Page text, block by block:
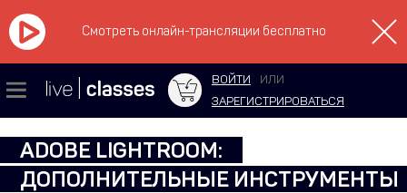
Смотреть онлайн-трансляции бесплатно
ВОЙТИ
ИЛИ
ЗАРЕГИСТРИРОВАТЬСЯ
ADOBE LIGHTROOM:
ДОПОЛНИТЕЛЬНЫЕ ИНСТРУМЕНТЫ